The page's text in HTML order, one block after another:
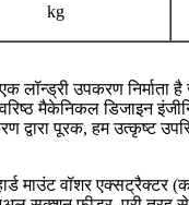
kg
एक लॉन्ड्री उपकरण
मैकेनिकल डिजाइन
द्वारा पूरक, हम उत्कृष्ट
माउंट वॉशर